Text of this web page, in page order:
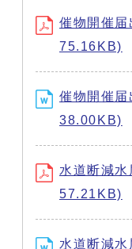
催物開催
75.16KB)
催物開催
38.00KB)
水道断減
57.21KB)
水道断減